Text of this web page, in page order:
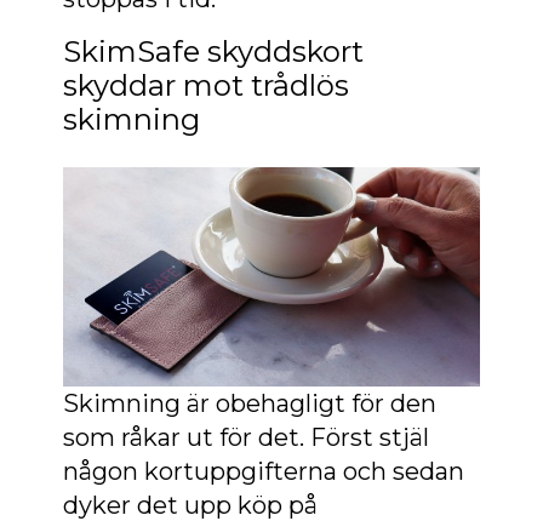
SkimSafe skyddskort
skyddar mot trådlös
skimning
Skimning är obehagligt för den
som råkar ut för det. Först stjäl
någon kortuppgifterna och sedan
dyker det upp köp på